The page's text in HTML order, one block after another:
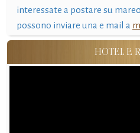
interessate a postare su
possono inviare una e mail a
HOTEL E